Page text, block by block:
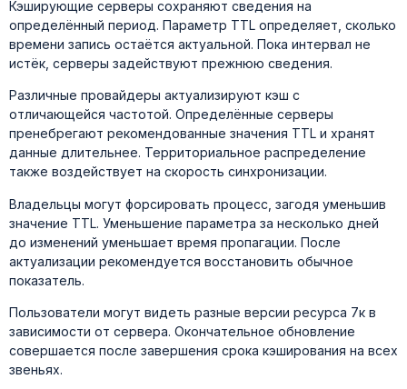
Кэширующие серверы сохраняют сведения на
определённый период. Параметр TTL определяет, сколько
времени запись остаётся актуальной. Пока интервал не
истёк, серверы задействуют прежнюю сведения.
Различные провайдеры актуализируют кэш с
отличающейся частотой. Определённые серверы
пренебрегают рекомендованные значения TTL и хранят
данные длительнее. Территориальное распределение
также воздействует на скорость синхронизации.
Владельцы могут форсировать процесс, загодя уменьшив
значение TTL. Уменьшение параметра за несколько дней
до изменений уменьшает время пропагации. После
актуализации рекомендуется восстановить обычное
показатель.
Пользователи могут видеть разные версии ресурса 7к в
зависимости от сервера. Окончательное обновление
совершается после завершения срока кэширования на всех
звеньях.